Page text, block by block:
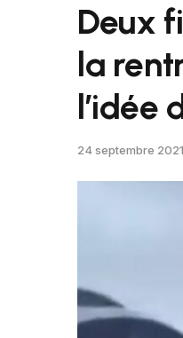
Deux
la
l’idée
24 septembre 2021